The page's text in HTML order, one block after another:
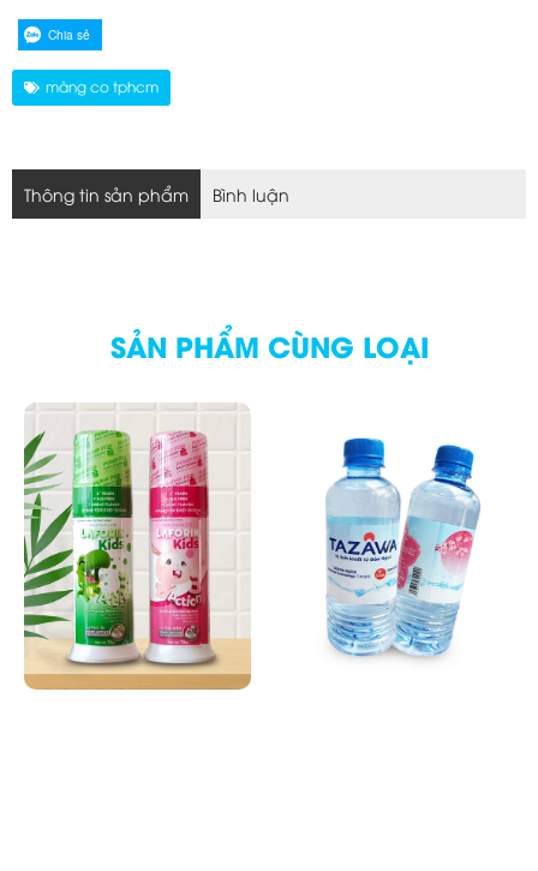
Chia sẻ
màng co tphcm
Thông tin sản phẩm Bình luận
SẢN PHẨM CÙNG LOẠI